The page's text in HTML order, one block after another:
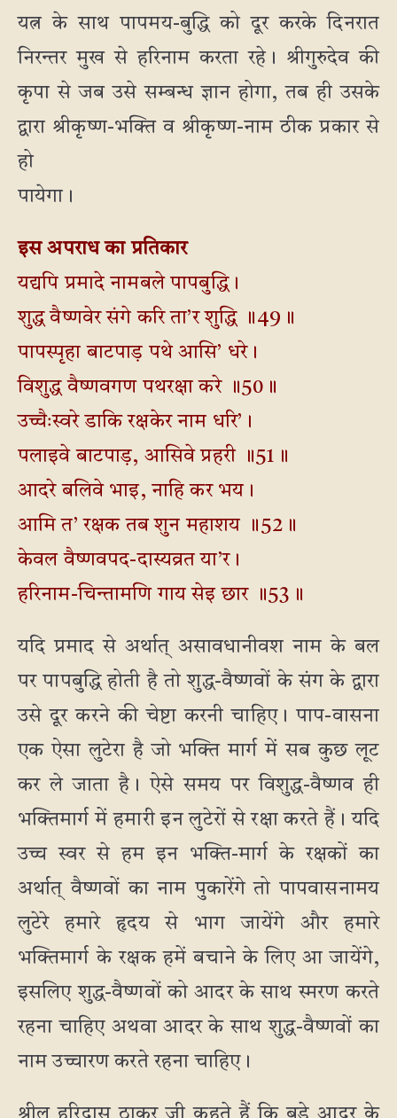
यत्न के साथ पापमय-बुद्धि को दूर करके दिनरात
निरन्तर मुख से हरिनाम करता रहे। श्रीगुरुदेव की
कृपा से जब उसे सम्बन्ध ज्ञान होगा, तब ही उसके
द्वारा श्रीकृष्ण-भक्ति व श्रीकृष्ण-नाम ठीक प्रकार से
हो
पायेगा।
इस अपराध का प्रतिकार
यद्यपि प्रमादे नामबले पापबुद्धि।
शुद्ध वैष्णवेर संगे करि ता’र शुद्धि ॥49॥
पापस्पृहा बाटपाड़ पथे आसि’ धरे।
विशुद्ध वैष्णवगण पथरक्षा करे ॥50॥
उच्चैःस्वरे डाकि रक्षकेर नाम धरि’।
पलाइवे बाटपाड़, आसिवे प्रहरी ॥51॥
आदरे बलिवे भाइ, नाहि कर भय।
आमि त’ रक्षक तब शुन महाशय ॥52॥
केवल वैष्णवपद-दास्यव्रत या’र।
हरिनाम-चिन्तामणि गाय सेइ छार ॥53॥
यदि प्रमाद से अर्थात् असावधानीवश नाम के बल
पर पापबुद्धि होती है तो शुद्ध-वैष्णवों के संग के द्वारा
उसे दूर करने की चेष्टा करनी चाहिए। पाप-वासना
एक ऐसा लुटेरा है जो भक्ति मार्ग में सब कुछ लूट
कर ले जाता है। ऐसे समय पर विशुद्ध-वैष्णव ही
भक्तिमार्ग में हमारी इन लुटेरों से रक्षा करते हैं। यदि
उच्च स्वर से हम इन भक्ति-मार्ग के रक्षकों का
अर्थात् वैष्णवों का नाम पुकारेंगे तो पापवासनामय
लुटेरे हमारे हृदय से भाग जायेंगे और हमारे
भक्तिमार्ग के रक्षक हमें बचाने के लिए आ जायेंगे,
इसलिए शुद्ध-वैष्णवों को आदर के साथ स्मरण करते
रहना चाहिए अथवा आदर के साथ शुद्ध-वैष्णवों का
नाम उच्चारण करते रहना चाहिए।